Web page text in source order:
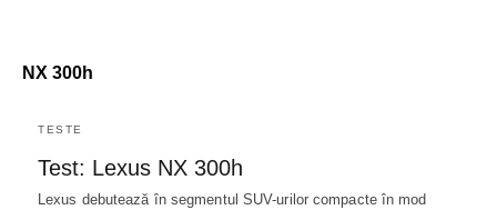
NX 300h
TESTE
Test: Lexus NX 300h
Lexus debutează în segmentul SUV-urilor compacte în mod